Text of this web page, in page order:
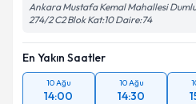
Ankara Mustafa Kemal Mahallesi
274/2 C2 Blok Kat:10 Daire:74
En Yakın Saatler
10 Ağu
14:00
10 Ağu
14:30